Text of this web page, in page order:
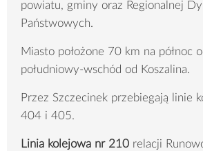
powiatu, gminy oraz Regionalnej
Państwowych.
Miasto położone 70 km na północ
południowy-wschód od Koszalina.
Przez Szczecinek przebiegają linie
404 i 405.
Linia kolejowa nr 210 relacji